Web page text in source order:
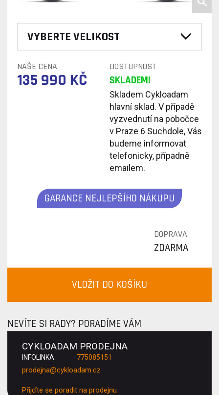
VYBERTE VELIKOST
NAŠE CENA DOSTUPNOST
135 990 KČ SKLADEM!
Skladem Cykloadam
hlavní sklad. V případě
vyzvednutí na pobočce
v Praze 6 Suchdole, Vás
budeme informovat
telefonicky, případně
emailem.
GARANCE NEJLEPŠÍHO NÁKUPU
DOPRAVA
ZDARMA
VLOŽIT DO KOŠÍKU
NEVÍTE SI RADY? PORADÍME VÁM
CYKLOADAM PRODEJNA
INFOLINKA: 775085151
prodejna@cykloadam.cz
Přijďte se poradit na prodejnu